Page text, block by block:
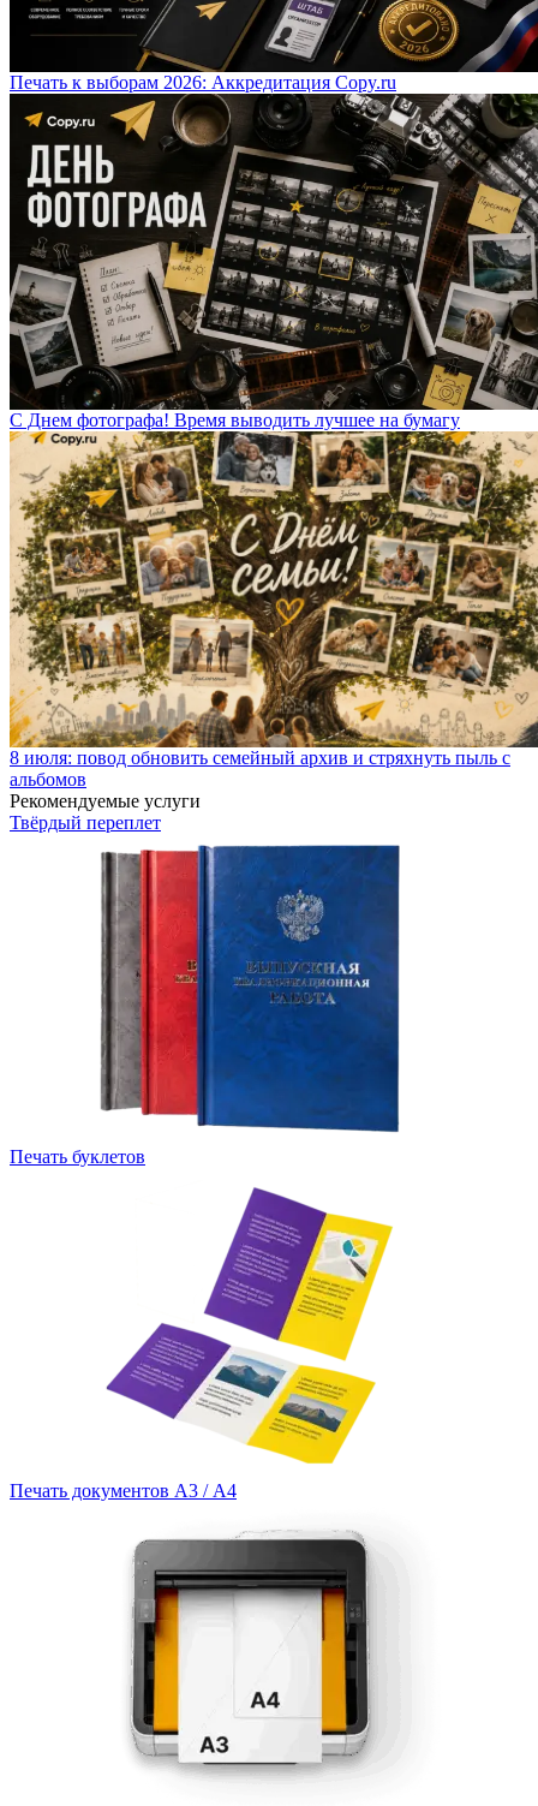
Печать к выборам 2026: Аккредитация Copy.ru
С Днем фотографа! Время выводить лучшее на бумагу
8 июля: повод обновить семейный архив и стряхнуть пыль с
альбомов
Рекомендуемые услуги
Твёрдый переплет
Печать буклетов
Печать документов А3 / А4